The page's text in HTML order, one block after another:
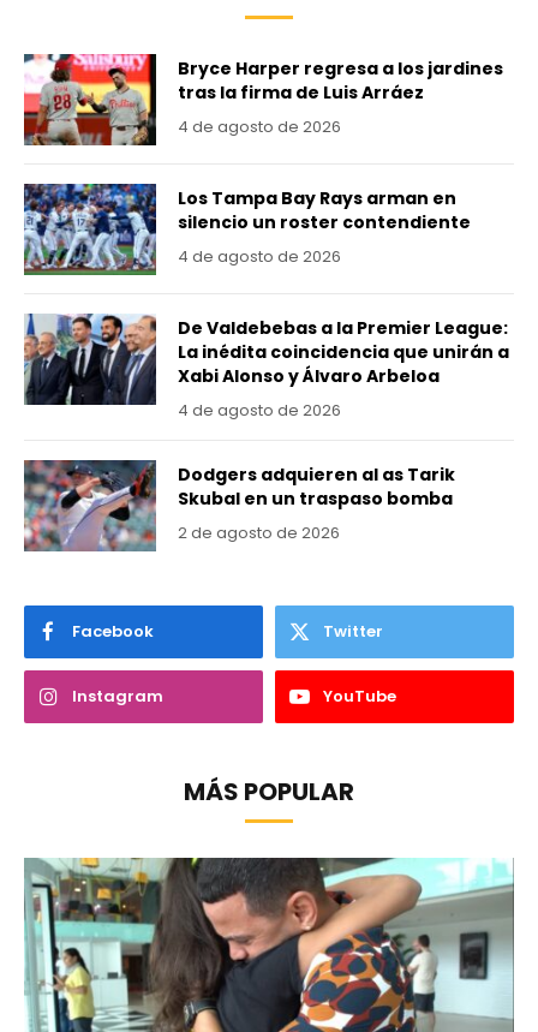
Bryce Harper regresa a los jardines
tras la firma de Luis Arráez
4 de agosto de 2026
Los Tampa Bay Rays arman en
silencio un roster contendiente
4 de agosto de 2026
De Valdebebas a la Premier League:
La inédita coincidencia que unirán a
Xabi Alonso y Álvaro Arbeloa
4 de agosto de 2026
Dodgers adquieren al as Tarik
Skubal en un traspaso bomba
2 de agosto de 2026
Facebook Twitter
Instagram YouTube
MÁS POPULAR